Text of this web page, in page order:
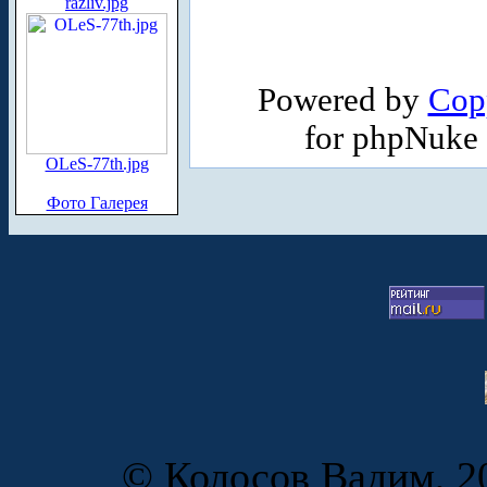
OLeS-77th.jpg
Фото Галерея
Powered by
for
© Колосов Вадим,